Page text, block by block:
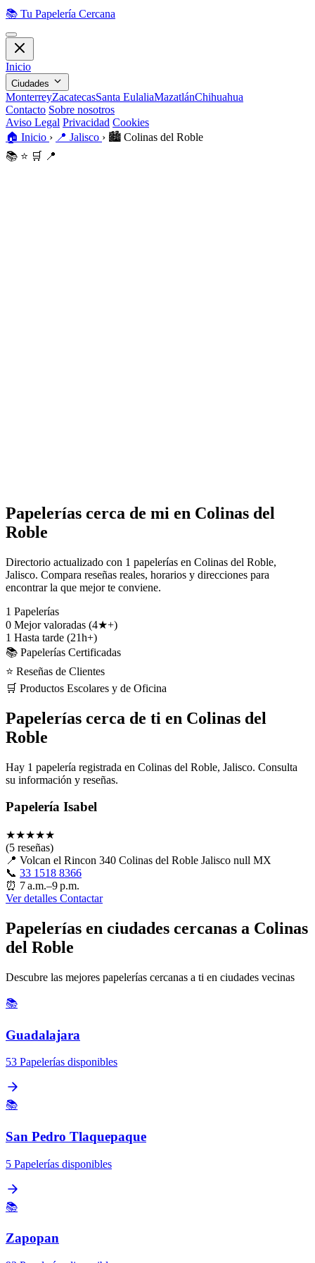
📚 Tu Papelería Cercana
Inicio
Ciudades
MonterreyZacatecasSanta EulaliaMazatlánChihuahua
Contacto Sobre nosotros
Aviso Legal Privacidad Cookies
🏠 Inicio › 📍 Jalisco › 🏙️ Colinas del Roble
📚 ⭐ 🛒 📍
Papelerías cerca de mi en Colinas del
Roble
Directorio actualizado con 1 papelerías en Colinas del Roble,
Jalisco. Compara reseñas reales, horarios y direcciones para
encontrar la que mejor te conviene.
1 Papelerías
0 Mejor valoradas (4★+)
1 Hasta tarde (21h+)
📚 Papelerías Certificadas
⭐ Reseñas de Clientes
🛒 Productos Escolares y de Oficina
Papelerías cerca de ti en Colinas del
Roble
Hay 1 papelería registrada en Colinas del Roble, Jalisco. Consulta
su información y reseñas.
Papelería Isabel
★★★★★
(5 reseñas)
📍 Volcan el Rincon 340 Colinas del Roble Jalisco null MX
📞 33 1518 8366
⏰ 7 a.m.–9 p.m.
Ver detalles Contactar
Papelerías en ciudades cercanas a Colinas
del Roble
Descubre las mejores papelerías cercanas a ti en ciudades vecinas
📚
Guadalajara
53 Papelerías disponibles
📚
San Pedro Tlaquepaque
5 Papelerías disponibles
📚
Zapopan